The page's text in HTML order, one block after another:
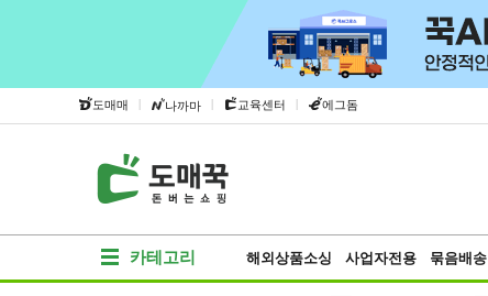
도매매 | 나까마 | 교육센터 | 에그돔
카테고리 해외상품소싱 사업자전용 묶음배송